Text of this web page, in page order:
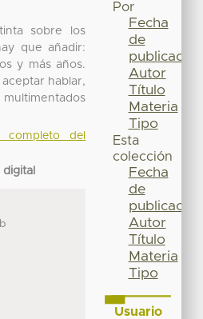
sobre los
que añadir:
y más años.
hablar,
completo del
Por
Fecha
de
publicación
Autor
Título
Materia
Tipo
Esta
colección
Fecha
de
publicación
Autor
Título
Materia
Tipo
Usuario